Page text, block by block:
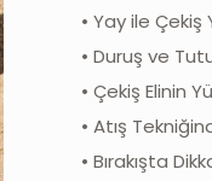
• Yay ile Çekiş
• Duruş ve
• Çekiş Elinin
• Atış
• Bırakışta